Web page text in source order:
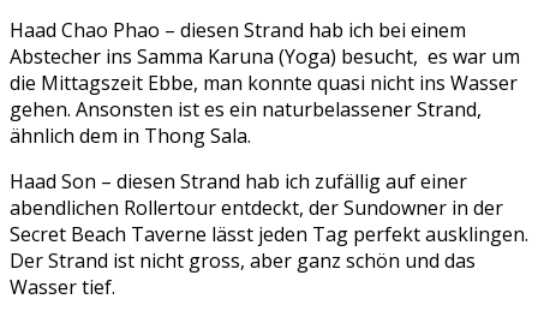
Haad Chao Phao – diesen Strand hab ich bei einem
Abstecher ins Samma Karuna (Yoga) besucht, es war um
die Mittagszeit Ebbe, man konnte quasi nicht ins Wasser
gehen. Ansonsten ist es ein naturbelassener Strand,
ähnlich dem in Thong Sala.
Haad Son – diesen Strand hab ich zufällig auf einer
abendlichen Rollertour entdeckt, der Sundowner in der
Secret Beach Taverne lässt jeden Tag perfekt ausklingen.
Der Strand ist nicht gross, aber ganz schön und das
Wasser tief.